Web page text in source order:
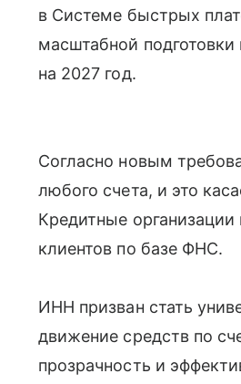
в Системе быстрых
масштабной
на 2027 год.
Согласно новым
любого счета, и это
Кредитные
клиентов по базе ФНС.
ИНН призван стать
движение средств по
прозрачность и